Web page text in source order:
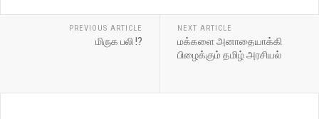
PREVIOUS ARTICLE
மிருக பலி !?
NEXT ARTICLE
மக்களை அனாதையாக்கி
பிழைக்கும் தமிழ் அரசியல்